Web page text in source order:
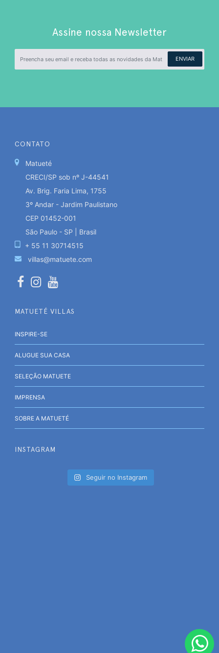
Assine nossa Newsletter
ENVIAR
CONTATO
Matueté
CRECI/SP sob nº J-44541
Av. Brig. Faria Lima, 1755
3º Andar - Jardim Paulistano
CEP 01452-001
São Paulo - SP | Brasil
+ 55 11 30714515
villas@matuete.com
MATUETÉ VILLAS
INSPIRE-SE
ALUGUE SUA CASA
SELEÇÃO MATUETE
IMPRENSA
SOBRE A MATUETÉ
INSTAGRAM
Seguir no Instagram